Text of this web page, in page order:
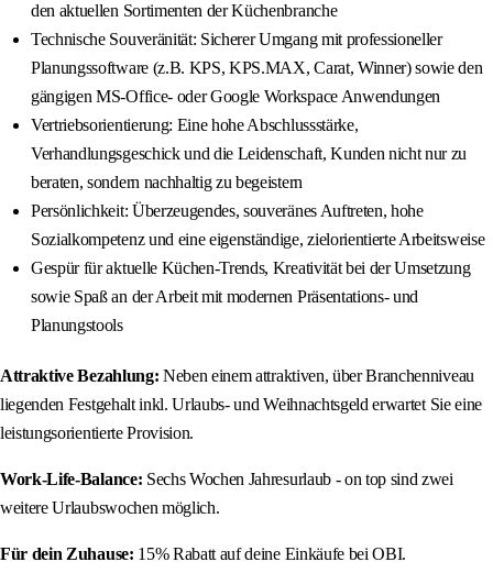
den aktuellen Sortimenten der Küchenbranche
Technische Souveränität: Sicherer Umgang mit professioneller
Planungssoftware (z.B. KPS, KPS.MAX, Carat, Winner) sowie den
gängigen MS-Office- oder Google Workspace Anwendungen
Vertriebsorientierung: Eine hohe Abschlussstärke,
Verhandlungsgeschick und die Leidenschaft, Kunden nicht nur zu
beraten, sondern nachhaltig zu begeistern
Persönlichkeit: Überzeugendes, souveränes Auftreten, hohe
Sozialkompetenz und eine eigenständige, zielorientierte Arbeitsweise
Gespür für aktuelle Küchen-Trends, Kreativität bei der Umsetzung
sowie Spaß an der Arbeit mit modernen Präsentations- und
Planungstools
Attraktive Bezahlung: Neben einem attraktiven, über Branchenniveau
liegenden Festgehalt inkl. Urlaubs- und Weihnachtsgeld erwartet Sie eine
leistungsorientierte Provision.
Work-Life-Balance: Sechs Wochen Jahresurlaub - on top sind zwei
weitere Urlaubswochen möglich.
Für dein Zuhause: 15% Rabatt auf deine Einkäufe bei OBI.